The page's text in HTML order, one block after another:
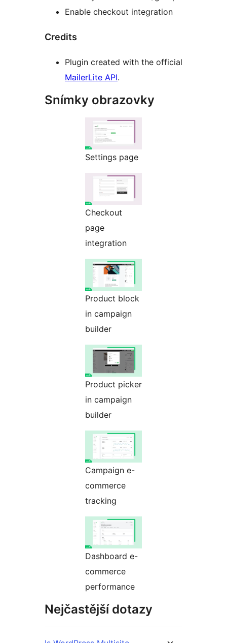
Enable checkout integration
Credits
Plugin created with the official
MailerLite API.
Snímky obrazovky
Settings page
Checkout
page
integration
Product block
in campaign
builder
Product picker
in campaign
builder
Campaign e-
commerce
tracking
Dashboard e-
commerce
performance
Nejčastější dotazy